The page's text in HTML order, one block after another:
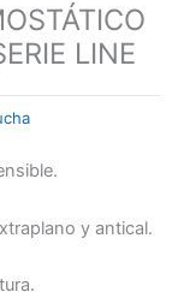
LINE
y antical.